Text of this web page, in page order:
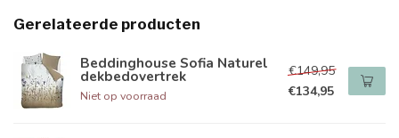
Gerelateerde producten
Beddinghouse Sofia Naturel
dekbedovertrek
Niet op voorraad
€149,95
€134,95